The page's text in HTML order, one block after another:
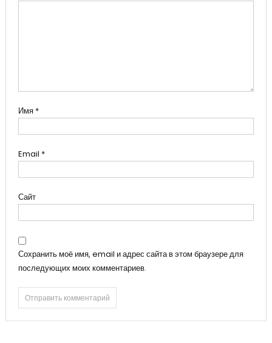
Имя *
Email *
Сайт
Сохранить моё имя, email и адрес сайта в этом браузере для
последующих моих комментариев.